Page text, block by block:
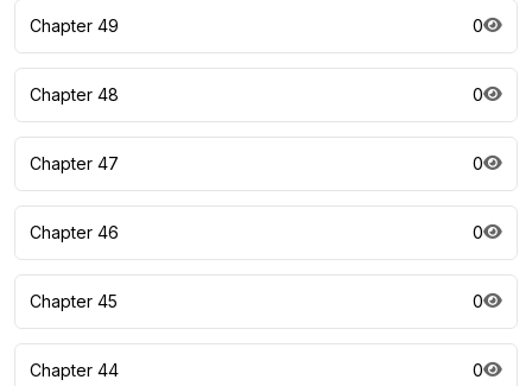
Chapter 49 0
Chapter 48 0
Chapter 47 0
Chapter 46 0
Chapter 45 0
Chapter 44 0